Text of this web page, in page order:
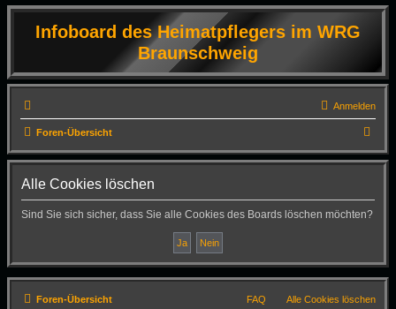
Infoboard des Heimatpflegers im WRG
Braunschweig
Anmelden
Foren-Übersicht
u
Alle Cookies löschen
Sind Sie sich sicher, dass Sie alle Cookies des Boards löschen möchten?
Foren-Übersicht Alle Cookies löschen
FAQ